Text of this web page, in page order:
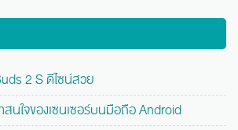
2 S ดีไซน์สวย
นใจของเซนเซอร์บนมือถือ Android